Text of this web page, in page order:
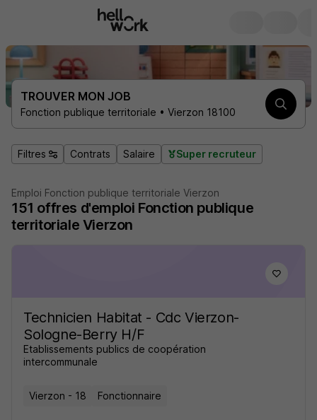
TROUVER MON JOB
Fonction publique territoriale • Vierzon 18100
Filtres Contrats Salaire Super recruteur
Emploi Fonction publique territoriale Vierzon
151 offres d'emploi Fonction publique
territoriale Vierzon
Technicien Habitat - Cdc Vierzon-
Sologne-Berry H/F
Etablissements publics de coopération
intercommunale
Vierzon - 18 Fonctionnaire